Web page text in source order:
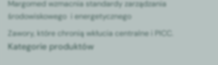
Margomed wzmacnia standardy zarządzania
środowiskowego i energetycznego
Zawory, które chronią wkłucia centralne i PICC.
Kategorie produktów